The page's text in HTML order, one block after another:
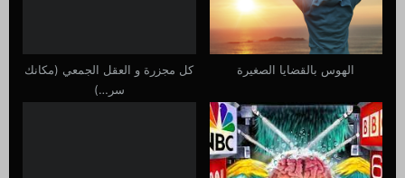
t
:
الهوس بالقضايا الصغيرة
كل مجزرة و العقل الجمعي (مكانك
سر…)